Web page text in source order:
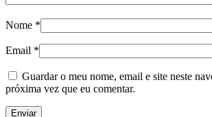
Nome *
Email *
Guardar o meu nome, email e site neste
próxima vez que eu comentar.